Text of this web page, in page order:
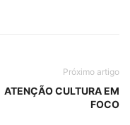
Próximo artigo
ATENÇÃO CULTURA EM
FOCO